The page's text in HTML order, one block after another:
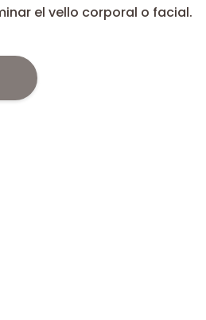
el vello corporal o facial.